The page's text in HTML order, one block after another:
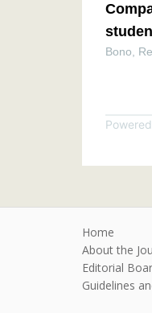
Bono
Home
About the
Editorial
Guidelines